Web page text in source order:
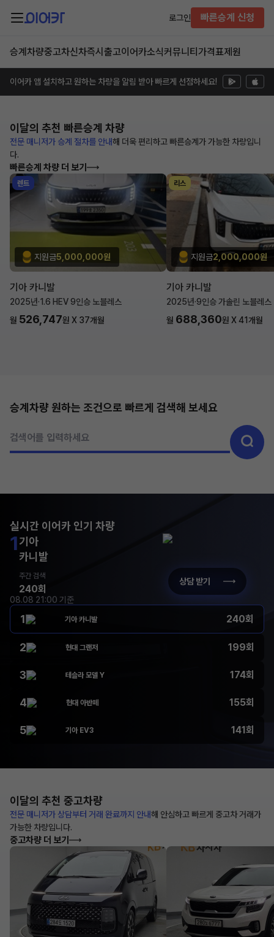
로그인 빠른승계 신청
승계차량중고차신차즉시출고이어카소식커뮤니티 가격표제원
이어카 앱 설치하고 원하는 차량을 알림 받아 빠르게 선점하세요!
이달의 추천 빠른승계 차량
전문 매니저가 승계 절차를 안내해 더욱 편리하고 빠른승계가 가능한 차량입니
다.
빠른승계 차량 더 보기
렌트
지원금5,000,000원
기아 카니발
2025년·1.6 HEV 9인승 노블레스
월 526,747원 X 37개월
리스
지원금2,000,000원
기아 카니발
2025년·9인승 가솔린 노블레스
월 688,360원 X41개월
승계차량 원하는 조건으로 빠르게 검색해 보세요
검색어를 입력하세요
실시간 이어카 인기 차량
1기아
카니발
주간 검색
240회
상담 받기
08.08 21:00 기준
1 기아 카니발 240회
2 현대 그랜저 199회
3 테슬라 모델 Y 174회
4 현대 아반떼 155회
5 기아 EV3 141회
이달의 추천 중고차량
전문 매니저가 상담부터 거래 완료까지 안내해 안심하고 빠르게 중고차 거래가
가능한 차량입니다.
중고차량 더 보기